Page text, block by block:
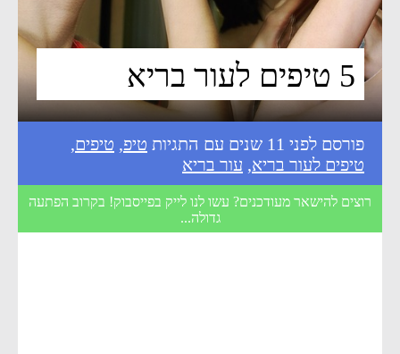
5 טיפים לעור בריא
פורסם לפני 11 שנים עם התגיות טיפ, טיפים,
טיפים לעור בריא, עור בריא
רוצים להישאר מעודכנים? עשו לנו לייק בפייסבוק! בקרוב הפתעה
גדולה...